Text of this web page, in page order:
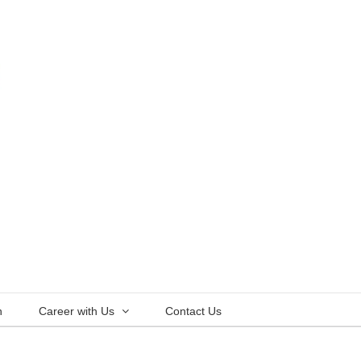
Career with Us Contact Us